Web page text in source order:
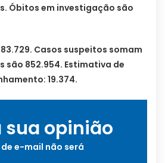
Óbitos em investigação são
Casos suspeitos somam
são 852.954. Estimativa de
19.374.
sua opinião
e-mail não será